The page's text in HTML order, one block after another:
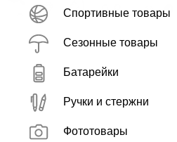
Спортивные товары
Сезонные товары
Батарейки
Ручки и стержни
Фототовары